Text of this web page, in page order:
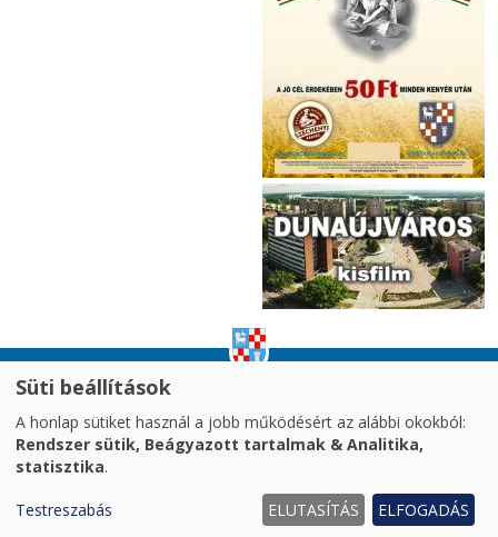
akadálymentesítési nyilatkozat|oldaltérkép|
süti kezelés
2026. © Dunaújváros MJV Önkormányzata
Süti beállítások
A honlap sütiket használ a jobb működésért az alábbi okokból:
Rendszer sütik, Beágyazott tartalmak & Analitika,
statisztika.
Testreszabás ELUTASÍTÁS ELFOGADÁS